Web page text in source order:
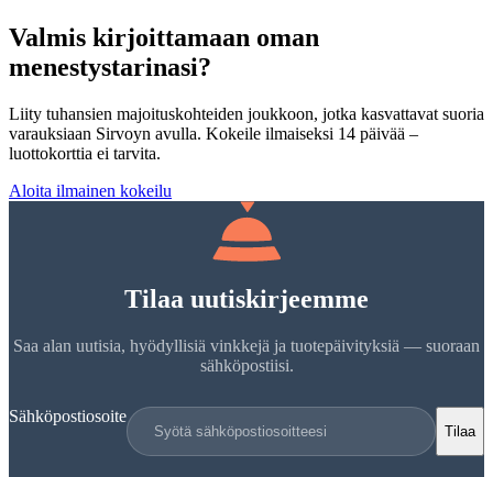
Valmis kirjoittamaan oman
menestystarinasi?
Liity tuhansien majoituskohteiden joukkoon, jotka kasvattavat suoria
varauksiaan Sirvoyn avulla. Kokeile ilmaiseksi 14 päivää –
luottokorttia ei tarvita.
Aloita ilmainen kokeilu
Tilaa uutiskirjeemme
Saa alan uutisia, hyödyllisiä vinkkejä ja tuotepäivityksiä — suoraan
sähköpostiisi.
Sähköpostiosoite
Tilaa